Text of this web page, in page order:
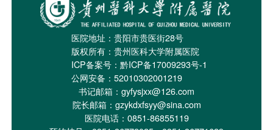
医院地址：贵阳市贵医街28号
版权所有：贵州医科大学附属医院
ICP备案号： 黔ICP备17009293号-1
公网安备：52010302001219
书记邮箱：gyfysjxx@126.com
院长邮箱：gzykdxfsyy@sina.com
医院电话：0851-86855119